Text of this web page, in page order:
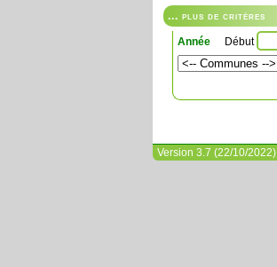
... plus de critères
Année Début
Version 3.7 (22/10/2022)